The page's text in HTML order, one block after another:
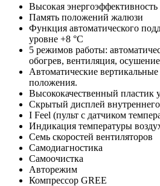
Высокая энергоэффективность
Память положений жалюзи
Функция автоматического
уровне +8 °C
5 режимов работы:
обогрев, вентиляция,
Автоматические
положения.
Высококачественный
Скрытый дисплей
I Feel (пульт с датчиком
Индикация температуры
Семь скоростей вентиляторов
Самодиагностика
Самоочистка
Авторежим
Компрессор GREE